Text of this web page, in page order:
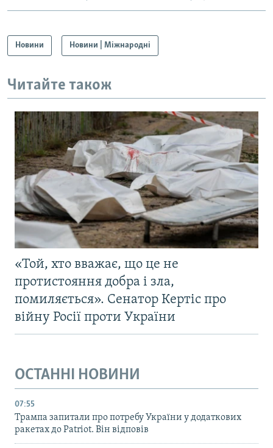
Новини Новини | Міжнародні
Читайте також
«Той, хто вважає, що це не
протистояння добра і зла,
помиляється». Сенатор Кертіс про
війну Росії проти України
ОСТАННІ НОВИНИ
07:55
Трампа запитали про потребу України у додаткових
ракетах до Patriot. Він відповів